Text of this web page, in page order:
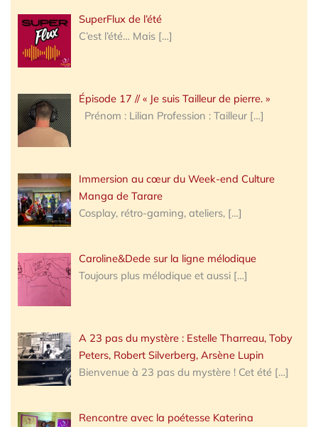
SuperFlux de l’été
C’est l’été… Mais […]
Épisode 17 // « Je suis Tailleur de pierre. »
Prénom : Lilian Profession : Tailleur […]
Immersion au cœur du Week-end Culture
Manga de Tarare
Cosplay, rétro-gaming, ateliers, […]
Caroline&Dede sur la ligne mélodique
Toujours plus mélodique et aussi […]
A 23 pas du mystère : Estelle Tharreau, Toby
Peters, Robert Silverberg, Arsène Lupin
Bienvenue à 23 pas du mystère ! Cet été […]
Rencontre avec la poétesse Katerina